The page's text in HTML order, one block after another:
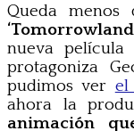
Queda
nueva
protagoniza
pudimos ver el
ahora la
animación